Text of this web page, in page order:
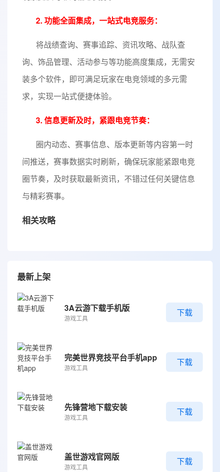
2. 功能全面集成，一站式电竞服务：
将战绩查询、赛事追踪、资讯攻略、战队查
询、饰品管理、活动参与等功能高度集成，无需安
装多个软件，即可满足玩家在电竞领域的多元需
求，实现一站式便捷体验。
3. 信息更新及时，紧跟电竞节奏：
圈内动态、赛事信息、版本更新等内容第一时
间推送，赛事数据实时刷新，确保玩家能紧跟电竞
圈节奏，及时获取最新资讯，不错过任何关键信息
与精彩赛事。
相关攻略
最新上架
3A云游下载手机版
游戏工具
下载
完美世界竞技平台手机app
游戏工具
下载
先锋营地下载安装
游戏工具
下载
盖世游戏官网版
游戏工具
下载